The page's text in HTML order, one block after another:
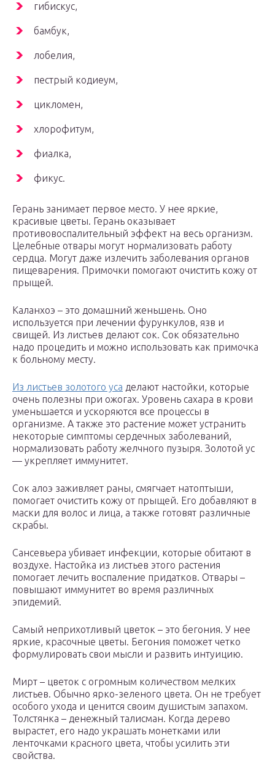
гибискус,
бамбук,
лобелия,
пестрый кодиеум,
цикломен,
хлорофитум,
фиалка,
фикус.
Герань занимает первое место. У нее яркие,
красивые цветы. Герань оказывает
противовоспалительный эффект на весь организм.
Целебные отвары могут нормализовать работу
сердца. Могут даже излечить заболевания органов
пищеварения. Примочки помогают очистить кожу от
прыщей.
Каланхоэ – это домашний женьшень. Оно
используется при лечении фурункулов, язв и
свищей. Из листьев делают сок. Сок обязательно
надо процедить и можно использовать как примочка
к больному месту.
Из листьев золотого уса делают настойки, которые
очень полезны при ожогах. Уровень сахара в крови
уменьшается и ускоряются все процессы в
организме. А также это растение может устранить
некоторые симптомы сердечных заболеваний,
нормализовать работу желчного пузыря. Золотой ус
— укрепляет иммунитет.
Сок алоэ заживляет раны, смягчает натоптыши,
помогает очистить кожу от прыщей. Его добавляют в
маски для волос и лица, а также готовят различные
скрабы.
Сансевьера убивает инфекции, которые обитают в
воздухе. Настойка из листьев этого растения
помогает лечить воспаление придатков. Отвары –
повышают иммунитет во время различных
эпидемий.
Самый неприхотливый цветок – это бегония. У нее
яркие, красочные цветы. Бегония поможет четко
формулировать свои мысли и развить интуицию.
Мирт – цветок с огромным количеством мелких
листьев. Обычно ярко-зеленого цвета. Он не требует
особого ухода и ценится своим душистым запахом.
Толстянка – денежный талисман. Когда дерево
вырастет, его надо украшать монетками или
ленточками красного цвета, чтобы усилить эти
свойства.